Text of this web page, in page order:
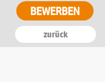
zurück